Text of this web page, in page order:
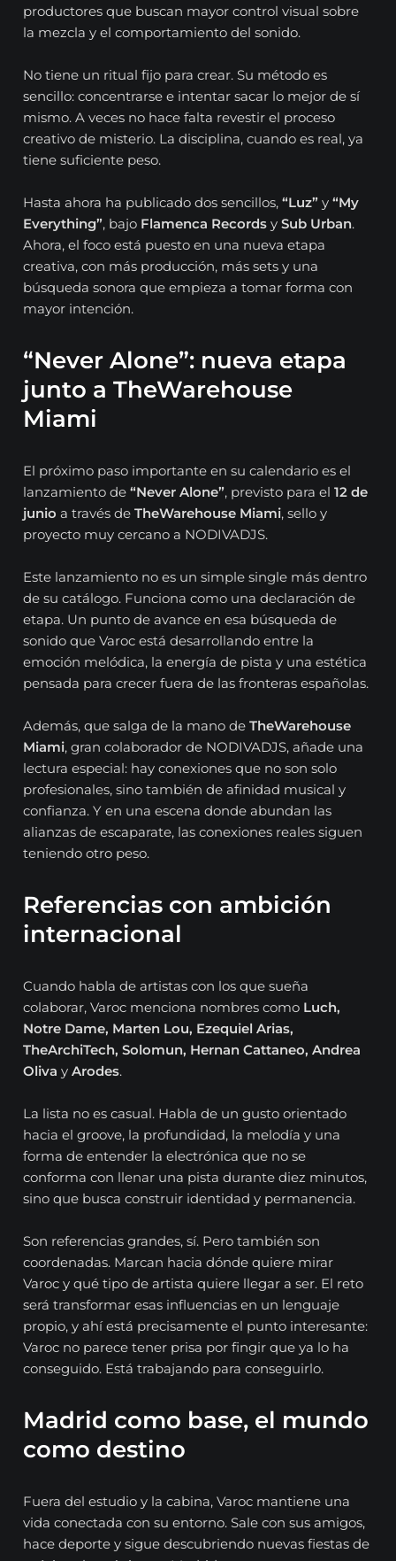
productores que buscan mayor control visual sobre
la mezcla y el comportamiento del sonido.
No tiene un ritual fijo para crear. Su método es
sencillo: concentrarse e intentar sacar lo mejor de sí
mismo. A veces no hace falta revestir el proceso
creativo de misterio. La disciplina, cuando es real, ya
tiene suficiente peso.
Hasta ahora ha publicado dos sencillos,“Luz” y“My
Everything”, bajo Flamenca Records ySub Urban.
Ahora, el foco está puesto en una nueva etapa
creativa, con más producción, más sets y una
búsqueda sonora que empieza a tomar forma con
mayor intención.
“Never Alone”: nueva etapa
junto a TheWarehouse
Miami
El próximo paso importante en su calendario es el
lanzamiento de“Never Alone”, previsto para el12 de
junio a través deTheWarehouse Miami, sello y
proyecto muy cercano a NODIVADJS.
Este lanzamiento no es un simple single más dentro
de su catálogo. Funciona como una declaración de
etapa. Un punto de avance en esa búsqueda de
sonido que Varoc está desarrollando entre la
emoción melódica, la energía de pista y una estética
pensada para crecer fuera de las fronteras españolas.
Además, que salga de la mano deTheWarehouse
Miami, gran colaborador de NODIVADJS, añade una
lectura especial: hay conexiones que no son solo
profesionales, sino también de afinidad musical y
confianza. Y en una escena donde abundan las
alianzas de escaparate, las conexiones reales siguen
teniendo otro peso.
Referencias con ambición
internacional
Cuando habla de artistas con los que sueña
colaborar, Varoc menciona nombres como Luch,
Notre Dame, Marten Lou, Ezequiel Arias,
TheArchiTech, Solomun, Hernan Cattaneo, Andrea
Oliva yArodes.
La lista no es casual. Habla de un gusto orientado
hacia el groove, la profundidad, la melodía y una
forma de entender la electrónica que no se
conforma con llenar una pista durante diez minutos,
sino que busca construir identidad y permanencia.
Son referencias grandes, sí. Pero también son
coordenadas. Marcan hacia dónde quiere mirar
Varoc y qué tipo de artista quiere llegar a ser. El reto
será transformar esas influencias en un lenguaje
propio, y ahí está precisamente el punto interesante:
Varoc no parece tener prisa por fingir que ya lo ha
conseguido. Está trabajando para conseguirlo.
Madrid como base, el mundo
como destino
Fuera del estudio y la cabina, Varoc mantiene una
vida conectada con su entorno. Sale con sus amigos,
hace deporte y sigue descubriendo nuevas fiestas de